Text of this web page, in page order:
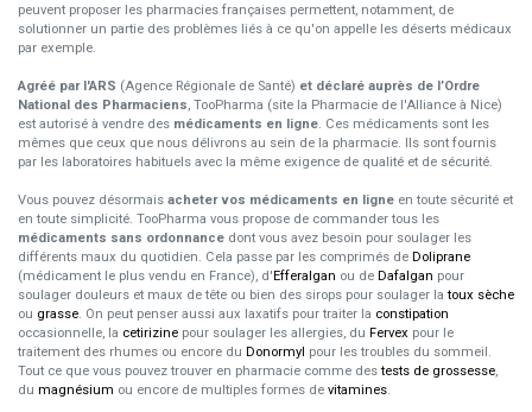
peuvent proposer les pharmacies françaises permettent, notamment, de
solutionner un partie des problèmes liés à ce qu'on appelle les déserts médicaux
par exemple.
Agréé par l'ARS (Agence Régionale de Santé) et déclaré auprès de l’Ordre
National des Pharmaciens, TooPharma (site la Pharmacie de l'Alliance à Nice)
est autorisé à vendre des médicaments en ligne. Ces médicaments sont les
mêmes que ceux que nous délivrons au sein de la pharmacie. Ils sont fournis
par les laboratoires habituels avec la même exigence de qualité et de sécurité.
Vous pouvez désormais acheter vos médicaments en ligne en toute sécurité et
en toute simplicité. TooPharma vous propose de commander tous les
médicaments sans ordonnance dont vous avez besoin pour soulager les
différents maux du quotidien. Cela passe par les comprimés de Doliprane
(médicament le plus vendu en France), d'Efferalgan ou de Dafalgan pour
soulager douleurs et maux de tête ou bien des sirops pour soulager latoux sèche
ou grasse. On peut penser aussi aux laxatifs pour traiter la constipation
occasionnelle, la cetirizine pour soulager les allergies, du Fervex pour le
traitement des rhumes ou encore du Donormyl pour les troubles du sommeil.
Tout ce que vous pouvez trouver en pharmacie comme destests de grossesse,
du magnésium ou encore de multiples formes de vitamines.